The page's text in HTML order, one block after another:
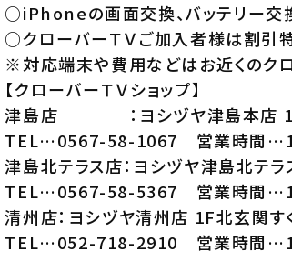
○iPhoneの画面交換、バッテリー交
○クローバーＴＶご加入者様は割引特
※対応端末や費用などはお近くのクロ
【クローバーＴＶショップ】
津島店 ：ヨシヅヤ津島本店 1
TEL…0567-58-1067 営業時間…10
津島北テラス店：ヨシヅヤ津島北テ
TEL…0567-58-5367 営業時間…10
清州店：ヨシヅヤ清州店 1F北玄関す
TEL…052-718-2910 営業時間…10